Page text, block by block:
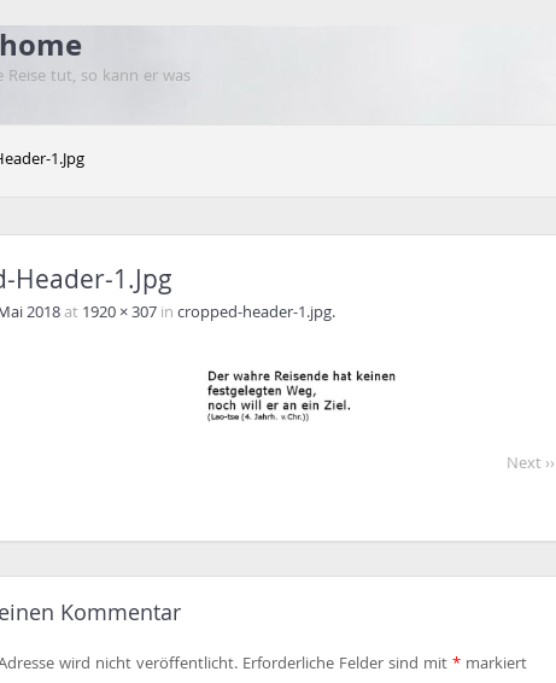
Reise tut, so kann er was
1.jpg
Header-1.jpg
2018at 1920 × 307 in cropped-header-1.jpg.
Next ››
Kommentar
wird nicht veröffentlicht. Erforderliche Felder sind mit * markiert